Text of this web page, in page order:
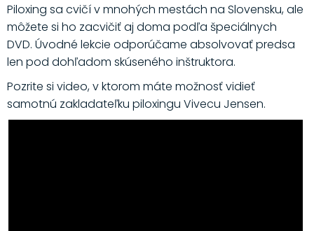
Piloxing sa cvičí v mnohých mestách na Slovensku, ale
môžete si ho zacvičiť aj doma podľa špeciálnych
DVD. Úvodné lekcie odporúčame absolvovať predsa
len pod dohľadom skúseného inštruktora.
Pozrite si video, v ktorom máte možnosť vidieť
samotnú zakladateľku piloxingu Vivecu Jensen.